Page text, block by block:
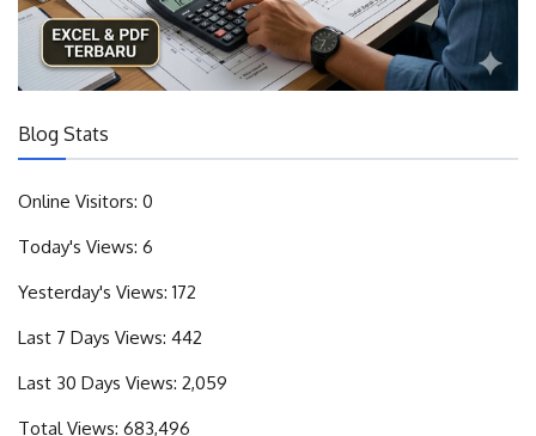
Blog Stats
Online Visitors: 0
Today's Views: 6
Yesterday's Views: 172
Last 7 Days Views: 442
Last 30 Days Views: 2,059
Total Views: 683,496